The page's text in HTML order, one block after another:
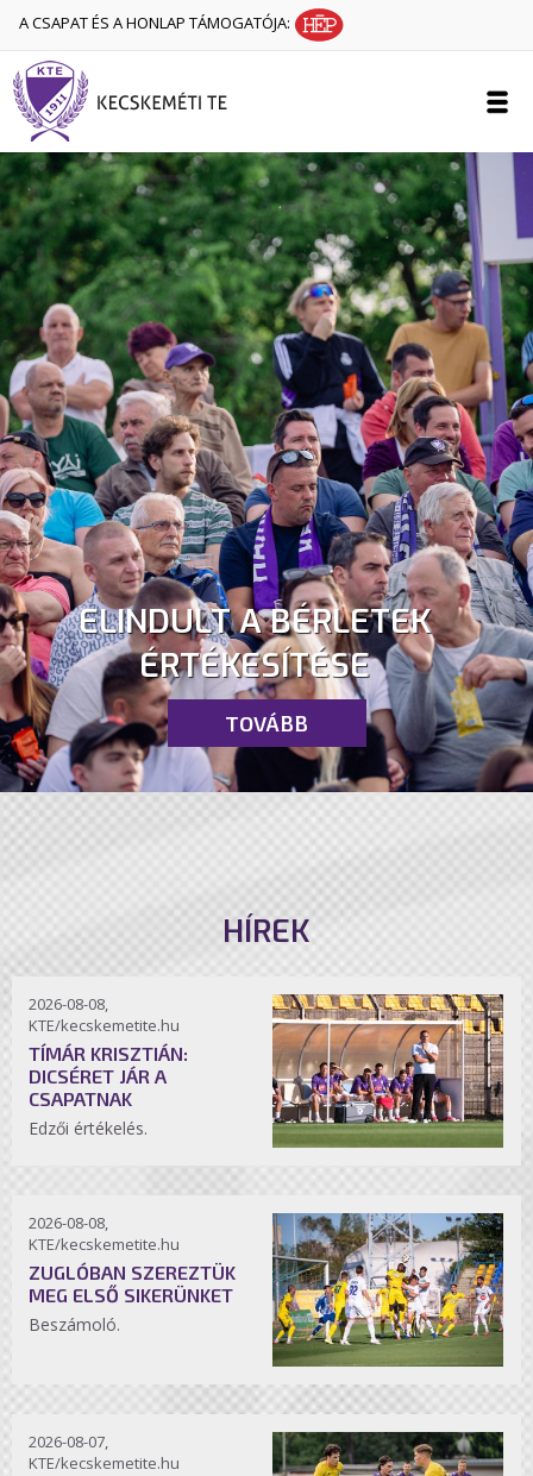
A CSAPAT ÉS A HONLAP TÁMOGATÓJA:
ELINDULT A BÉRLETEK
ÉRTÉKESÍTÉSE
TOVÁBB
HÍREK
2026-08-08,
KTE/kecskemetite.hu
TÍMÁR KRISZTIÁN:
DICSÉRET JÁR A
CSAPATNAK
Edzői értékelés.
2026-08-08,
KTE/kecskemetite.hu
ZUGLÓBAN SZEREZTÜK
MEG ELSŐ SIKERÜNKET
Beszámoló.
2026-08-07,
KTE/kecskemetite.hu